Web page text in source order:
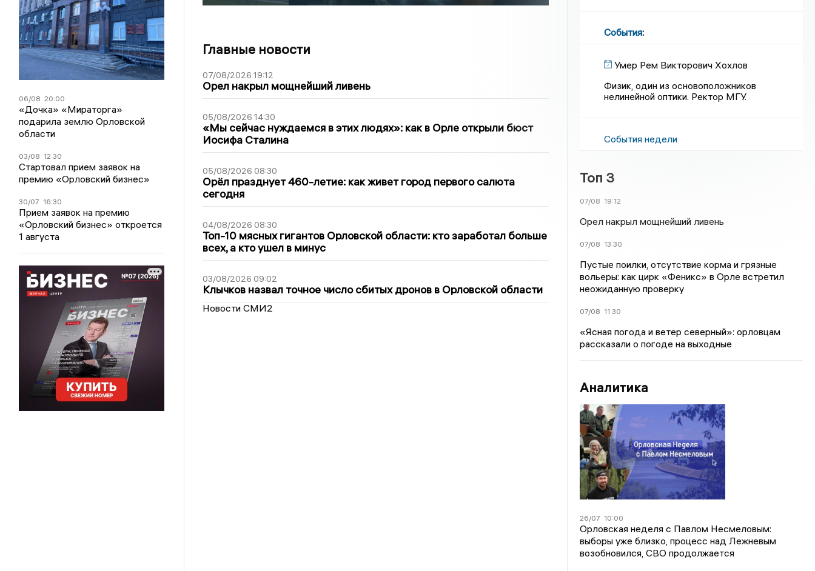
06/08 20:00
«Дочка» «Мираторга»
подарила землю Орловской
области
03/08 12:30
Стартовал прием заявок на
премию «Орловский бизнес»
30/07 16:30
Прием заявок на премию
«Орловский бизнес» откроется
1 августа
Главные новости
07/08/2026 19:12
Орел накрыл мощнейший ливень
05/08/2026 14:30
«Мы сейчас нуждаемся в этих людях»: как в Орле открыли бюст
Иосифа Сталина
05/08/2026 08:30
Орёл празднует 460-летие: как живет город первого салюта
сегодня
04/08/2026 08:30
Топ-10 мясных гигантов Орловской области: кто заработал больше
всех, а кто ушел в минус
03/08/2026 09:02
Клычков назвал точное число сбитых дронов в Орловской области
Новости СМИ2
События:
Умер Рем Викторович Хохлов
Физик, один из основоположников
нелинейной оптики. Ректор МГУ.
События недели
Топ 3
07/08 19:12
Орел накрыл мощнейший ливень
07/08 13:30
Пустые поилки, отсутствие корма и грязные
вольеры: как цирк «Феникс» в Орле встретил
неожиданную проверку
07/08 11:30
«Ясная погода и ветер северный»: орловцам
рассказали о погоде на выходные
Аналитика
26/07 10:00
Орловская неделя с Павлом Несмеловым:
выборы уже близко, процесс над Лежневым
возобновился, СВО продолжается